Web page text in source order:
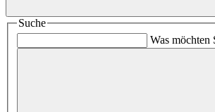
Suche
Was möchten